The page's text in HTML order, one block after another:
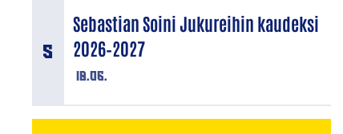
18.06.
Sebastian Soini Jukureihin kaudeksi
2026–2027